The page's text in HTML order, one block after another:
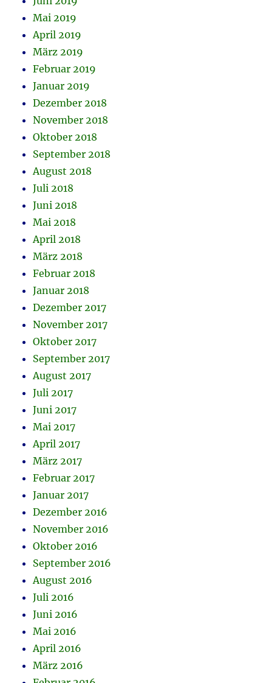
Mai 2019
April 2019
März 2019
Februar 2019
Januar 2019
Dezember 2018
November 2018
Oktober 2018
September 2018
August 2018
Juli 2018
Juni 2018
Mai 2018
April 2018
März 2018
Februar 2018
Januar 2018
Dezember 2017
November 2017
Oktober 2017
September 2017
August 2017
Juli 2017
Juni 2017
Mai 2017
April 2017
März 2017
Februar 2017
Januar 2017
Dezember 2016
November 2016
Oktober 2016
September 2016
August 2016
Juli 2016
Juni 2016
Mai 2016
April 2016
März 2016